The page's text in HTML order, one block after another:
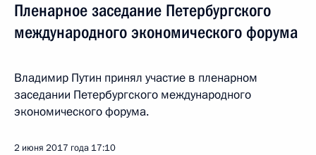
Пленарное заседание Петербургского
международного экономического форума
Владимир Путин принял участие в пленарном
заседании Петербургского международного
экономического форума.
2 июня 2017 года 17:10